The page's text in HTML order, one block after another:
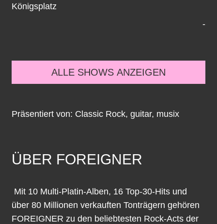
Königsplatz
-
ALLE SHOWS ANZEIGEN
Präsentiert von: Classic Rock, guitar, musix
ÜBER FOREIGNER
Mit 10 Multi-Platin-Alben, 16 Top-30-Hits und
über 80 Millionen verkauften Tonträgern gehören
FOREIGNER zu den beliebtesten Rock-Acts der